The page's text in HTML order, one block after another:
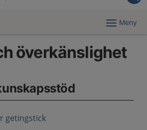
Meny
överkänslighet
getingstick